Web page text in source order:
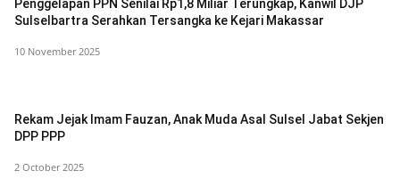
Penggelapan PPN Senilai Rp1,8 Miliar Terungkap, Kanwil DJP
Sulselbartra Serahkan Tersangka ke Kejari Makassar
10 November 2025
Rekam Jejak Imam Fauzan, Anak Muda Asal Sulsel Jabat Sekjen
DPP PPP
2 October 2025